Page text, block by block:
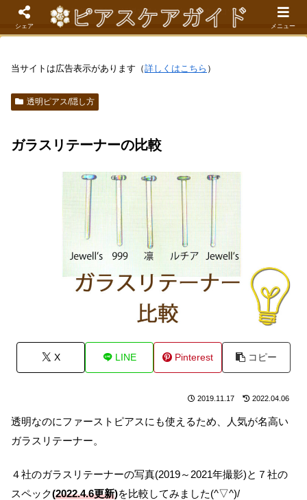
現役看護師が解説するピアスケア成功のコツ
当サイトは広告表示があります（詳しくはこちら ）
透明ピアス/隠し方
ガラスリテーナーの比較
X LINE Pinterest コピー
2019.11.17 2022.04.06
透明なのにファーストピアスにも使えるため、人気が名高い
ガラスリテーナー。
４社のガラスリテーナーの写真(2019～2021年撮影)と７社の
スペック(2022.4.6更新)を比較してみました(^▽^)/
シェア メニュー